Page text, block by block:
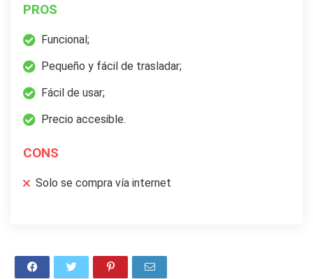
PROS
Funcional;
Pequeño y fácil de trasladar;
Fácil de usar;
Precio accesible.
CONS
Solo se compra vía internet